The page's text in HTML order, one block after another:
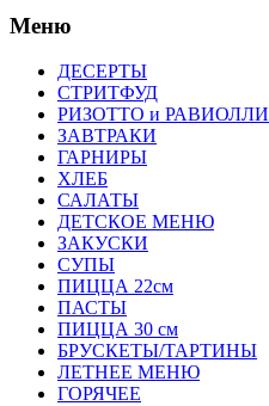
Меню
ДЕСЕРТЫ
СТРИТФУД
РИЗОТТО и РАВИОЛЛИ
ЗАВТРАКИ
ГАРНИРЫ
ХЛЕБ
САЛАТЫ
ДЕТСКОЕ МЕНЮ
ЗАКУСКИ
СУПЫ
ПИЦЦА 22см
ПАСТЫ
ПИЦЦА 30 см
БРУСКЕТЫ/ТАРТИНЫ
ЛЕТНЕЕ МЕНЮ
ГОРЯЧЕЕ